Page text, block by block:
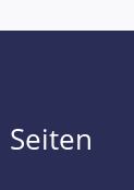
Seiten